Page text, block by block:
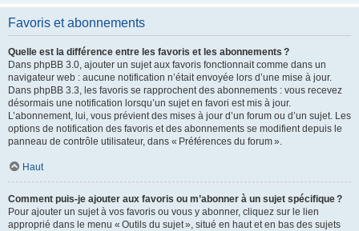
Favoris et abonnements
Quelle est la différence entre les favoris et les abonnements ?
Dans phpBB 3.0, ajouter un sujet aux favoris fonctionnait comme dans un
navigateur web : aucune notification n’était envoyée lors d’une mise à jour.
Dans phpBB 3.3, les favoris se rapprochent des abonnements : vous recevez
désormais une notification lorsqu’un sujet en favori est mis à jour.
L’abonnement, lui, vous prévient des mises à jour d’un forum ou d’un sujet. Les
options de notification des favoris et des abonnements se modifient depuis le
panneau de contrôle utilisateur, dans « Préférences du forum ».
Haut
Comment puis-je ajouter aux favoris ou m’abonner à un sujet spécifique ?
Pour ajouter un sujet à vos favoris ou vous y abonner, cliquez sur le lien
approprié dans le menu « Outils du sujet », situé en haut et en bas des sujets